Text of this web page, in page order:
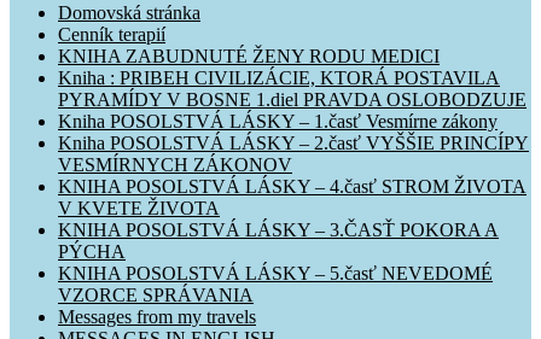
Domovská stránka
Cenník terapií
KNIHA ZABUDNUTÉ ŽENY RODU MEDICI
Kniha : PRIBEH CIVILIZÁCIE, KTORÁ POSTAVILA
PYRAMÍDY V BOSNE 1.diel PRAVDA OSLOBODZUJE
Kniha POSOLSTVÁ LÁSKY – 1.časť Vesmírne zákony
Kniha POSOLSTVÁ LÁSKY – 2.časť VYŠŠIE PRINCÍPY
VESMÍRNYCH ZÁKONOV
KNIHA POSOLSTVÁ LÁSKY – 4.časť STROM ŽIVOTA
V KVETE ŽIVOTA
KNIHA POSOLSTVÁ LÁSKY – 3.ČASŤ POKORA A
PÝCHA
KNIHA POSOLSTVÁ LÁSKY – 5.časť NEVEDOMÉ
VZORCE SPRÁVANIA
Messages from my travels